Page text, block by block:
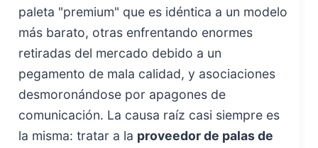
paleta "premium" que es idéntica a un modelo
más barato, otras enfrentando enormes
retiradas del mercado debido a un
pegamento de mala calidad, y asociaciones
desmoronándose por apagones de
comunicación. La causa raíz casi siempre es
la misma: tratar a la proveedor de palas de